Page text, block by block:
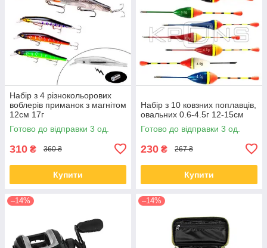
Набір з 4 різнокольорових
воблерів приманок з магнітом
12см 17г
Готово до відправки 3 од.
310 ₴ 360 ₴
Купити
Набір з 10 ковзних поплавців,
овальних 0.6-4.5г 12-15см
Готово до відправки 3 од.
230 ₴ 267 ₴
Купити
–14% –14%